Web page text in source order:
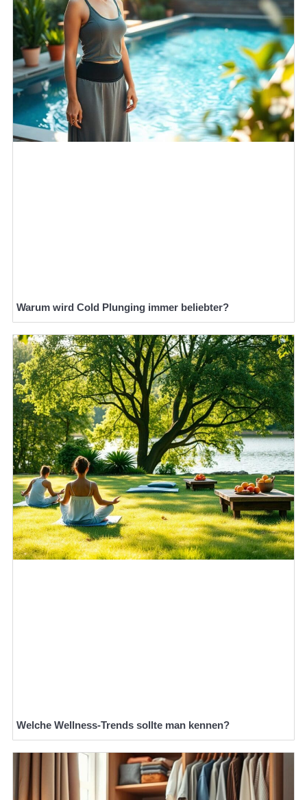
Warum wird Cold Plunging immer beliebter?
Welche Wellness-Trends sollte man kennen?